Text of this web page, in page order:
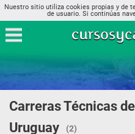
Nuestro sitio utiliza cookies propias y de
de usuario. Si continúas
Carreras Técnicas
Uruguay
(2)